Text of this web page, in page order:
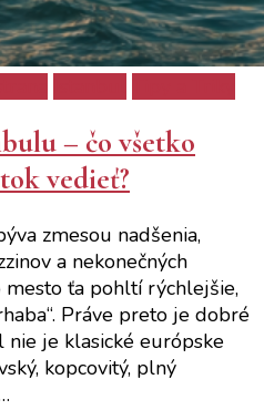
– čo všetko
vedieť?
zmesou nadšenia,
a nekonečných
mesto ťa pohltí rýchlejšie,
Práve preto je dobré
je klasické európske
kopcovitý, plný